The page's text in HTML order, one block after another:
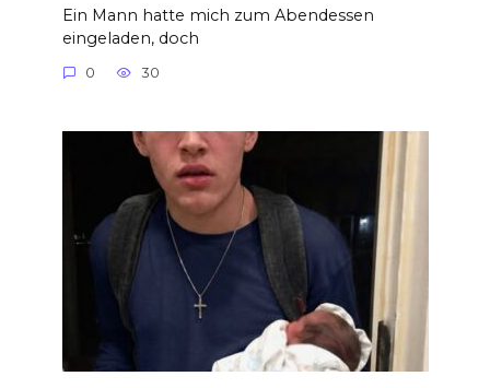
Ein Mann hatte mich zum Abendessen
eingeladen, doch
0 30